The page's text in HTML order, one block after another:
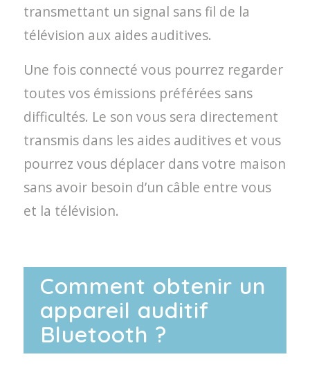
transmettant un signal sans fil de la
télévision aux aides auditives.
Une fois connecté vous pourrez regarder
toutes vos émissions préférées sans
difficultés. Le son vous sera directement
transmis dans les aides auditives et vous
pourrez vous déplacer dans votre maison
sans avoir besoin d’un câble entre vous
et la télévision.
Comment obtenir un
appareil auditif
Bluetooth ?